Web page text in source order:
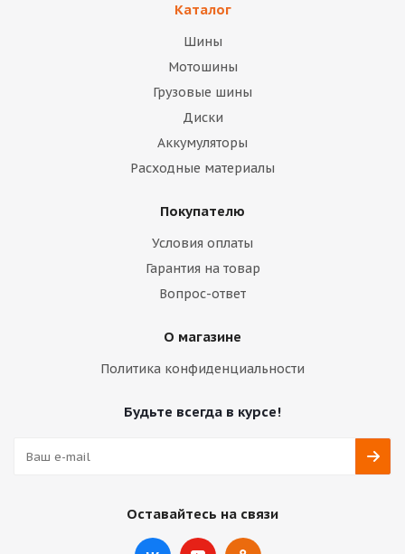
Каталог
Шины
Мотошины
Грузовые шины
Диски
Аккумуляторы
Расходные материалы
Покупателю
Условия оплаты
Гарантия на товар
Вопрос-ответ
О магазине
Политика конфиденциальности
Будьте всегда в курсе!
Оставайтесь на связи